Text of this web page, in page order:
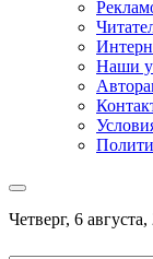
Наши
Четверг, 6